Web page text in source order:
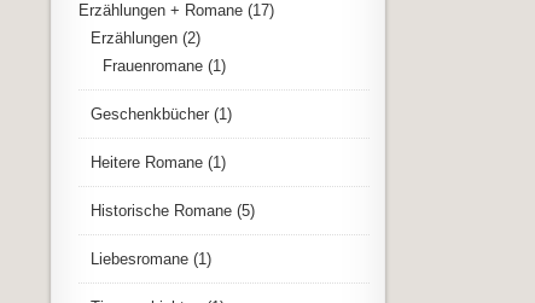
Erzählungen + Romane (17)
Erzählungen (2)
Frauenromane (1)
Geschenkbücher (1)
Heitere Romane (1)
Historische Romane (5)
Liebesromane (1)